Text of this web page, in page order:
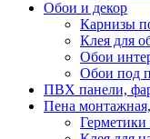
Обои и декор
Карнизы
Клея для
Обои
Обои под
ПВХ панели,
Пена